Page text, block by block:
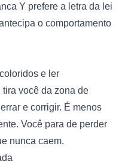
Y prefere a letra da lei
o comportamento
e ler
você da zona de
e corrigir. É menos
Você para de perder
nunca caem.